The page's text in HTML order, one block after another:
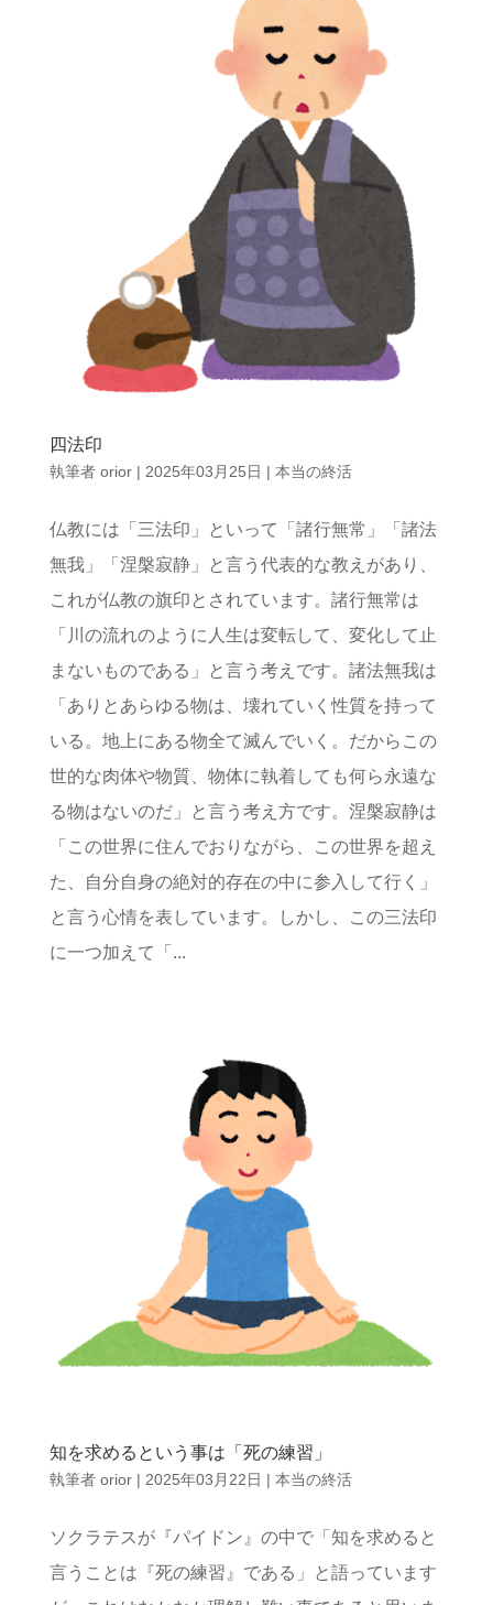
四法印
執筆者 orior| 2025年03月25日 | 本当の終活
仏教には「三法印」といって「諸行無常」「諸法
無我」「涅槃寂静」と言う代表的な教えがあり、
これが仏教の旗印とされています。諸行無常は
「川の流れのように人生は変転して、変化して止
まないものである」と言う考えです。諸法無我は
「ありとあらゆる物は、壊れていく性質を持って
いる。地上にある物全て滅んでいく。だからこの
世的な肉体や物質、物体に執着しても何ら永遠な
る物はないのだ」と言う考え方です。涅槃寂静は
「この世界に住んでおりながら、この世界を超え
た、自分自身の絶対的存在の中に参入して行く」
と言う心情を表しています。しかし、この三法印
に一つ加えて「...
知を求めるという事は「死の練習」
執筆者 orior| 2025年03月22日 | 本当の終活
ソクラテスが『パイドン』の中で「知を求めると
言うことは『死の練習』である」と語っています